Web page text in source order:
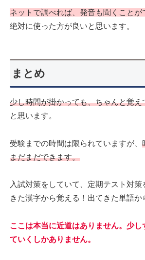
ネットで調べれば、発音も聞くことが
絶対に使った方が良いと思います。
まとめ
少し時間が掛かっても、ちゃんと覚え
と思います。
受験までの時間は限られていますが、
まだまだできます。
入試対策をしていて、定期テスト対策
きた漢字から覚える！出てきた単語か
ここは本当に近道はありません。少し
ていくしかありません。